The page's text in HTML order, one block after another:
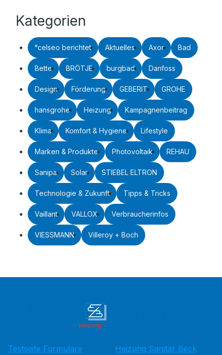
Kategorien
°celseo berichtet Aktuelles Axor Bad
Bette BRÖTJE burgbad Danfoss
Design Förderung GEBERIT GROHE
hansgrohe Heizung Kampagnenbeitrag
Klima Komfort & Hygiene Lifestyle
Marken & Produkte Photovoltaik REHAU
Sanipa Solar STIEBEL ELTRON
Technologie & Zukunft Tipps & Tricks
Vaillant VALLOX Verbraucherinfos
VIESSMANN Villeroy + Boch
Testseite Formulare
Heizung Sanitär Beck